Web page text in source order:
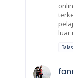
luar
Balas